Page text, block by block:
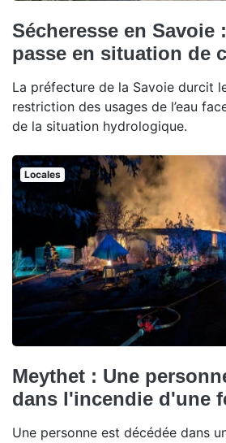
Sécheresse en Savoie
passe en situation de
La préfecture de la Savoie durcit
restriction des usages de l’eau
de la situation hydrologique.
Locales
Meythet : Une
dans l'incendie d'une
Une personne est décédée dans